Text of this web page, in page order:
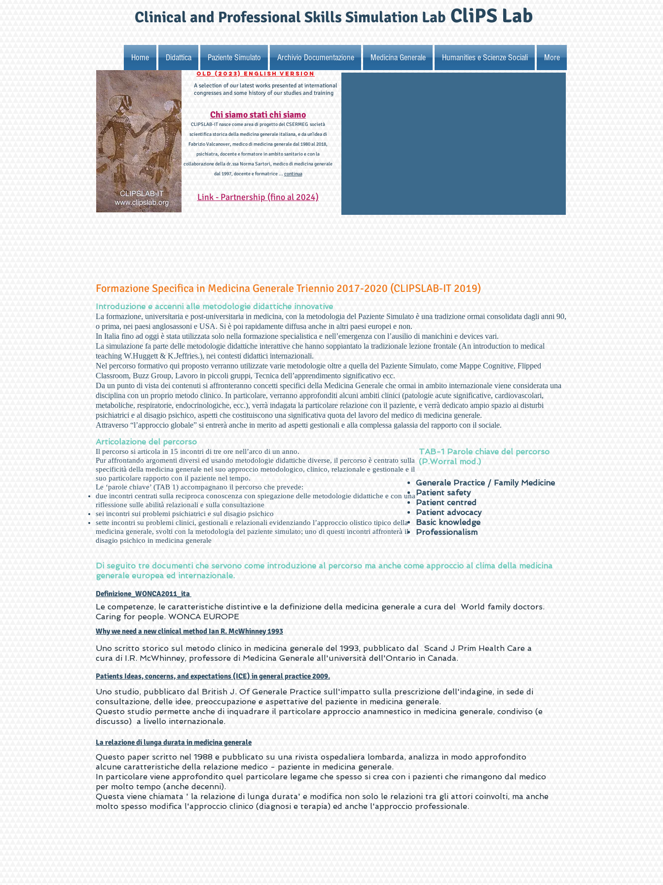
Clinical and Professional Skills Simulation Lab CliPS Lab
Home Didattica Paziente Simulato Archivio Documentazione Medicina Generale Humanities e Scienze Sociali More
OLD (2023) English VERSION
A selection of our latest works presented at international
congresses and some history of our studies and training
Chi siamo stati chi siamo
CLIPSLAB-IT nasce come area di progetto del CSERMEG società
scientifica storica della medicina generale italiana, e da un’idea di
Fabrizio Valcanover, medico di medicina generale dal 1980 al 2018,
psichiatra, docente e formatore in ambito sanitario e con la
collaborazione della dr.ssa Norma Sartori, medico di medicina generale
dal 1997, docente e formatrice ... continua
Link - Partnership (fino al 2024)
Formazione Specifica in Medicina Generale Triennio 2017-2020 (CLIPSLAB-IT 2019)
Introduzione e accenni alle metodologie didattiche innovative
La formazione, universitaria e post-universitaria in medicina, con la metodologia del Paziente Simulato è una tradizione ormai consolidata dagli anni 90,
o prima, nei paesi anglosassoni e USA. Si è poi rapidamente diffusa anche in altri paesi europei e non.
In Italia fino ad oggi è stata utilizzata solo nella formazione specialistica e nell’emergenza con l’ausilio di manichini e devices vari.
La simulazione fa parte delle metodologie didattiche interattive che hanno soppiantato la tradizionale lezione frontale (An introduction to medical
teaching W.Huggett & K.Jeffries.), nei contesti didattici internazionali.
Nel percorso formativo qui proposto verranno utilizzate varie metodologie oltre a quella del Paziente Simulato, come Mappe Cognitive, Flipped
Classroom, Buzz Group, Lavoro in piccoli gruppi, Tecnica dell’apprendimento significativo ecc.
Da un punto di vista dei contenuti si affronteranno concetti specifici della Medicina Generale che ormai in ambito internazionale viene considerata una
disciplina con un proprio metodo clinico. In particolare, verranno approfonditi alcuni ambiti clinici (patologie acute significative, cardiovascolari,
metaboliche, respiratorie, endocrinologiche, ecc.), verrà indagata la particolare relazione con il paziente, e verrà dedicato ampio spazio ai disturbi
psichiatrici e al disagio psichico, aspetti che costituiscono una significativa quota del lavoro del medico di medicina generale.
Attraverso “l’approccio globale” si entrerà anche in merito ad aspetti gestionali e alla complessa galassia del rapporto con il sociale.
Articolazione del percorso
Il percorso si articola in 15 incontri di tre ore nell’arco di un anno.
Pur affrontando argomenti diversi ed usando metodologie didattiche diverse, il percorso è centrato sulla
specificità della medicina generale nel suo approccio metodologico, clinico, relazionale e gestionale e il
suo particolare rapporto con il paziente nel tempo.
Le ‘parole chiave’ (TAB 1) accompagnano il percorso che prevede:
due incontri centrati sulla reciproca conoscenza con spiegazione delle metodologie didattiche e con una
riflessione sulle abilità relazionali e sulla consultazione
sei incontri sui problemi psichiatrici e sul disagio psichico
sette incontri su problemi clinici, gestionali e relazionali evidenziando l’approccio olistico tipico della
medicina generale, svolti con la metodologia del paziente simulato; uno di questi incontri affronterà il
disagio psichico in medicina generale
TAB-1 Parole chiave del percorso
(P.Worral mod.)
Generale Practice / Family Medicine
Patient safety
Patient centred
Patient advocacy
Basic knowledge
Professionalism
Di seguito tre documenti che servono come introduzione al percorso ma anche come approccio al clima della medicina
generale europea ed internazionale.
Definizione_WONCA2011_ita
Le competenze, le caratteristiche distintive e la definizione della medicina generale a cura del World family doctors.
Caring for people. WONCA EUROPE
Why we need a new clinical method Ian R. McWhinney 1993
Uno scritto storico sul metodo clinico in medicina generale del 1993, pubblicato dal Scand J Prim Health Care a
cura di I.R. McWhinney, professore di Medicina Generale all'università dell'Ontario in Canada.
Patients Ideas, concerns, and expectations (ICE) in general practice 2009.
Uno studio, pubblicato dal British J. Of Generale Practice sull'impatto sulla prescrizione dell'indagine, in sede di
consultazione, delle idee, preoccupazione e aspettative del paziente in medicina generale.
Questo studio permette anche di inquadrare il particolare approccio anamnestico in medicina generale, condiviso (e
discusso) a livello internazionale.
La relazione di lunga durata in medicina generale
Questo paper scritto nel 1988 e pubblicato su una rivista ospedaliera lombarda, analizza in modo approfondito
alcune caratteristiche della relazione medico - paziente in medicina generale.
In particolare viene approfondito quel particolare legame che spesso si crea con i pazienti che rimangono dal medico
per molto tempo (anche decenni).
Questa viene chiamata ' la relazione di lunga durata' e modifica non solo le relazioni tra gli attori coinvolti, ma anche
molto spesso modifica l'approccio clinico (diagnosi e terapia) ed anche l'approccio professionale.